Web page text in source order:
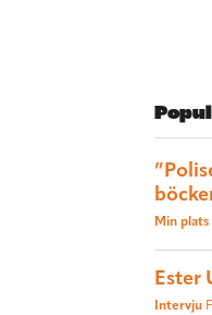
Min plats
Ester
Intervju